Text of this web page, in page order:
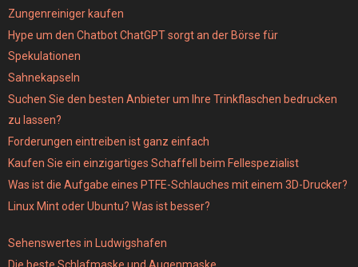
Zungenreiniger kaufen
Hype um den Chatbot ChatGPT sorgt an der Börse für
Spekulationen
Sahnekapseln
Suchen Sie den besten Anbieter um Ihre Trinkflaschen bedrucken
zu lassen?
Forderungen eintreiben ist ganz einfach
Kaufen Sie ein einzigartiges Schaffell beim Fellespezialist
Was ist die Aufgabe eines PTFE-Schlauches mit einem 3D-Drucker?
Linux Mint oder Ubuntu? Was ist besser?
Sehenswertes in Ludwigshafen